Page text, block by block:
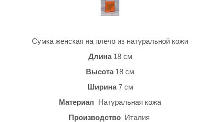
Сумка женская на плечо из натуральной кожи
Длина18 см
Высота18 см
Ширина7 см
Материал Натуральная кожа
ПроизводствоИталия